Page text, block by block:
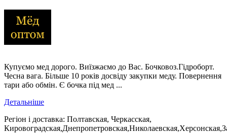
Купуємо мед дорого. Виїзжаємо до Вас. Бочковоз.Гідроборт.
Чесна вага. Більше 10 років досвіду закупки меду. Повернення
тари або обмін. Є бочка під мед ...
Детальніше
Регіон і доставка: Полтавская, Черкасская,